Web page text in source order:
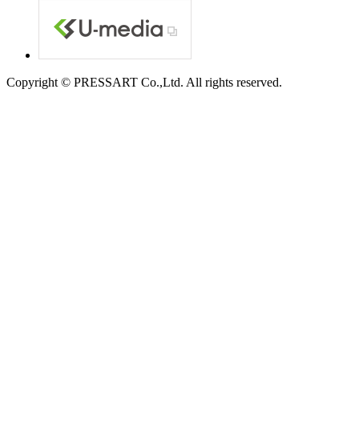
Copyright © PRESSART Co.,Ltd. All rights reserved.